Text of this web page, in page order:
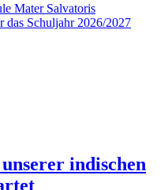
Mater Salvatoris
das Schuljahr 2026/2027
indischen